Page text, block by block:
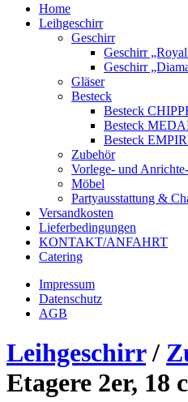
Home
Leihgeschirr
Geschirr
Geschirr
Geschirr
Gläser
Besteck
Besteck
Besteck
Besteck
Zubehör
Vorlege- und
Möbel
Partyausstattung &
Versandkosten
Lieferbedingungen
KONTAKT/ANFAHRT
Catering
Impressum
Datenschutz
AGB
Leihgeschirr /
Etagere 2er, 18